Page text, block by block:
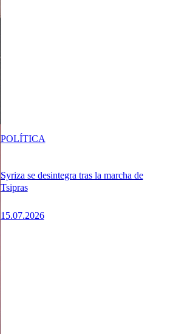
Syriza se desintegra tras la marcha de
Tsipras
15.07.2026
POLÍTICA